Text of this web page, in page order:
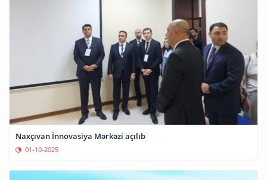
Naxçıvan İnnovasiya Mərkəzi açılıb
01-10-2025